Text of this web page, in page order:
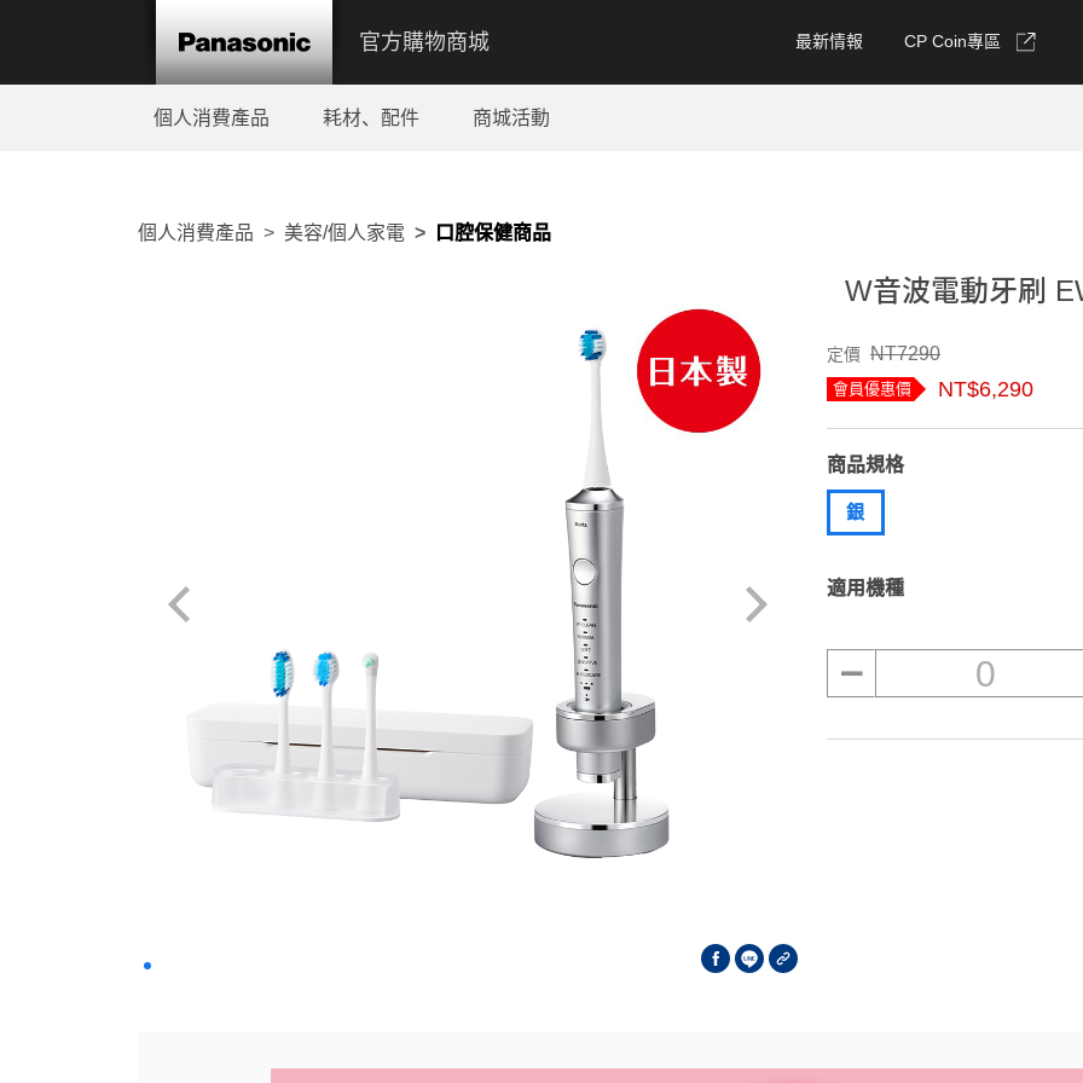
官方購物商城 最新情報 CP Coin專區
個人消費產品 耗材、配件 商城活動
個人消費產品 美容/個人家電 口腔保健商品
W音波電動牙刷
定價 NT7290
會員優惠價 NT$6,290
商品規格
銀
適用機種
0